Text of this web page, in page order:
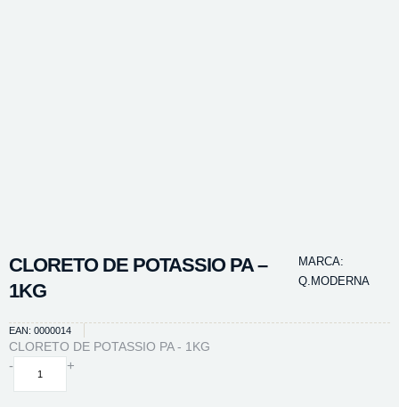
CLORETO DE POTASSIO PA –
1KG
MARCA:
Q.MODERNA
EAN: 0000014
CLORETO DE POTASSIO PA - 1KG
-
CLORETO
+